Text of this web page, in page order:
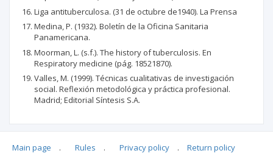
Liga antituberculosa. (31 de octubre de1940). La Prensa
Medina, P. (1932). Boletín de la Oficina Sanitaria
Panamericana.
Moorman, L. (s.f.). The history of tuberculosis. En
Respiratory medicine (pág. 18521870).
Valles, M. (1999). Técnicas cualitativas de investigación
social. Reflexión metodológica y práctica profesional.
Madrid; Editorial Síntesis S.A.
Main page . Rules . Privacy policy . Return policy